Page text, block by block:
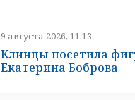
9 августа 2026, 11:13
Клинцы посетила
Екатерина Боброва